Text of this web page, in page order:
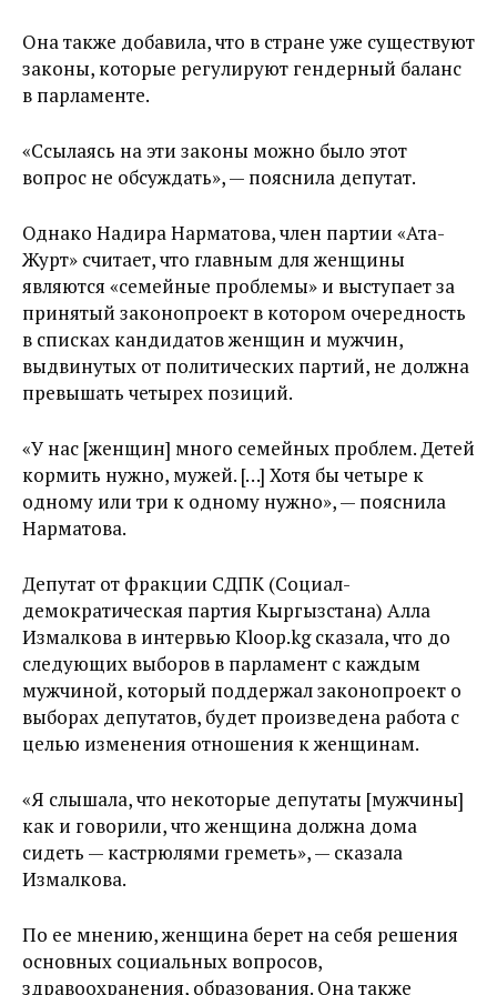
Она также добавила, что в стране уже существуют
законы, которые регулируют гендерный баланс
в парламенте.
«Ссылаясь на эти законы можно было этот
вопрос не обсуждать», — пояснила депутат.
Однако Надира Нарматова, член партии «Ата-
Журт» считает, что главным для женщины
являются «семейные проблемы» и выступает за
принятый законопроект в котором очередность
в списках кандидатов женщин и мужчин,
выдвинутых от политических партий, не должна
превышать четырех позиций.
«У нас [женщин] много семейных проблем. Детей
кормить нужно, мужей. […] Хотя бы четыре к
одному или три к одному нужно», — пояснила
Нарматова.
Депутат от фракции СДПК (Социал-
демократическая партия Кыргызстана) Алла
Измалкова в интервью Kloop.kg сказала, что до
следующих выборов в парламент с каждым
мужчиной, который поддержал законопроект о
выборах депутатов, будет произведена работа с
целью изменения отношения к женщинам.
«Я слышала, что некоторые депутаты [мужчины]
как и говорили, что женщина должна дома
сидеть — кастрюлями греметь», — сказала
Измалкова.
По ее мнению, женщина берет на себя решения
основных социальных вопросов,
здравоохранения, образования. Она также